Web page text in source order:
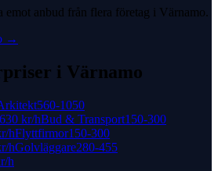
emot anbud från flera företag i Värnamo.
→
i Värnamo
560-1050
kr/hBud & Transport150-300
/hFlyttfirmor150-300
/hGolvläggare280-455
/h